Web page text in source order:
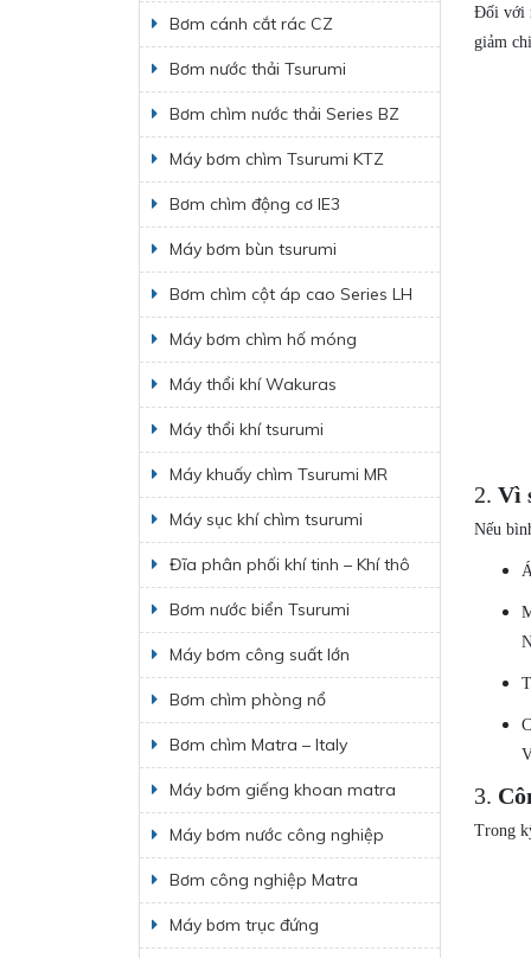
Đối với
giảm
2.Vì
Nếu
3.
Trong
Bơm cánh cắt rác CZ
Bơm nước thải Tsurumi
Bơm chìm nước thải Series BZ
Máy bơm chìm Tsurumi KTZ
Bơm chìm động cơ IE3
Máy bơm bùn tsurumi
Bơm chìm cột áp cao Series LH
Máy bơm chìm hố móng
Máy thổi khí Wakuras
Máy thổi khí tsurumi
Máy khuấy chìm Tsurumi MR
Máy sục khí chìm tsurumi
Đĩa phân phối khí tinh – Khí thô
Bơm nước biển Tsurumi
Máy bơm công suất lớn
Bơm chìm phòng nổ
Bơm chìm Matra – Italy
Máy bơm giếng khoan matra
Máy bơm nước công nghiệp
Bơm công nghiệp Matra
Máy bơm trục đứng